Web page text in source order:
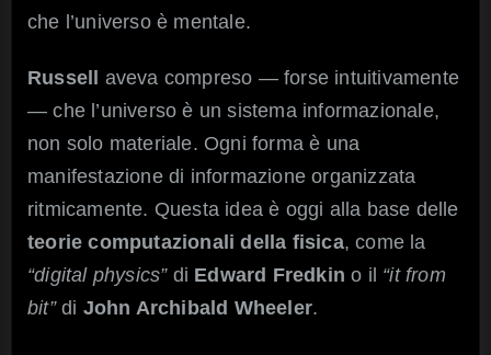
che l’universo è mentale.
Russell
aveva compreso — forse intuitivamente
— che l’universo è un sistema informazionale,
non solo materiale. Ogni forma è una
manifestazione di informazione organizzata
ritmicamente. Questa idea è oggi alla base delle
teorie computazionali della fisica, come la
“digital physics”di Edward Fredkin o il “it from
bit”di John Archibald Wheeler.